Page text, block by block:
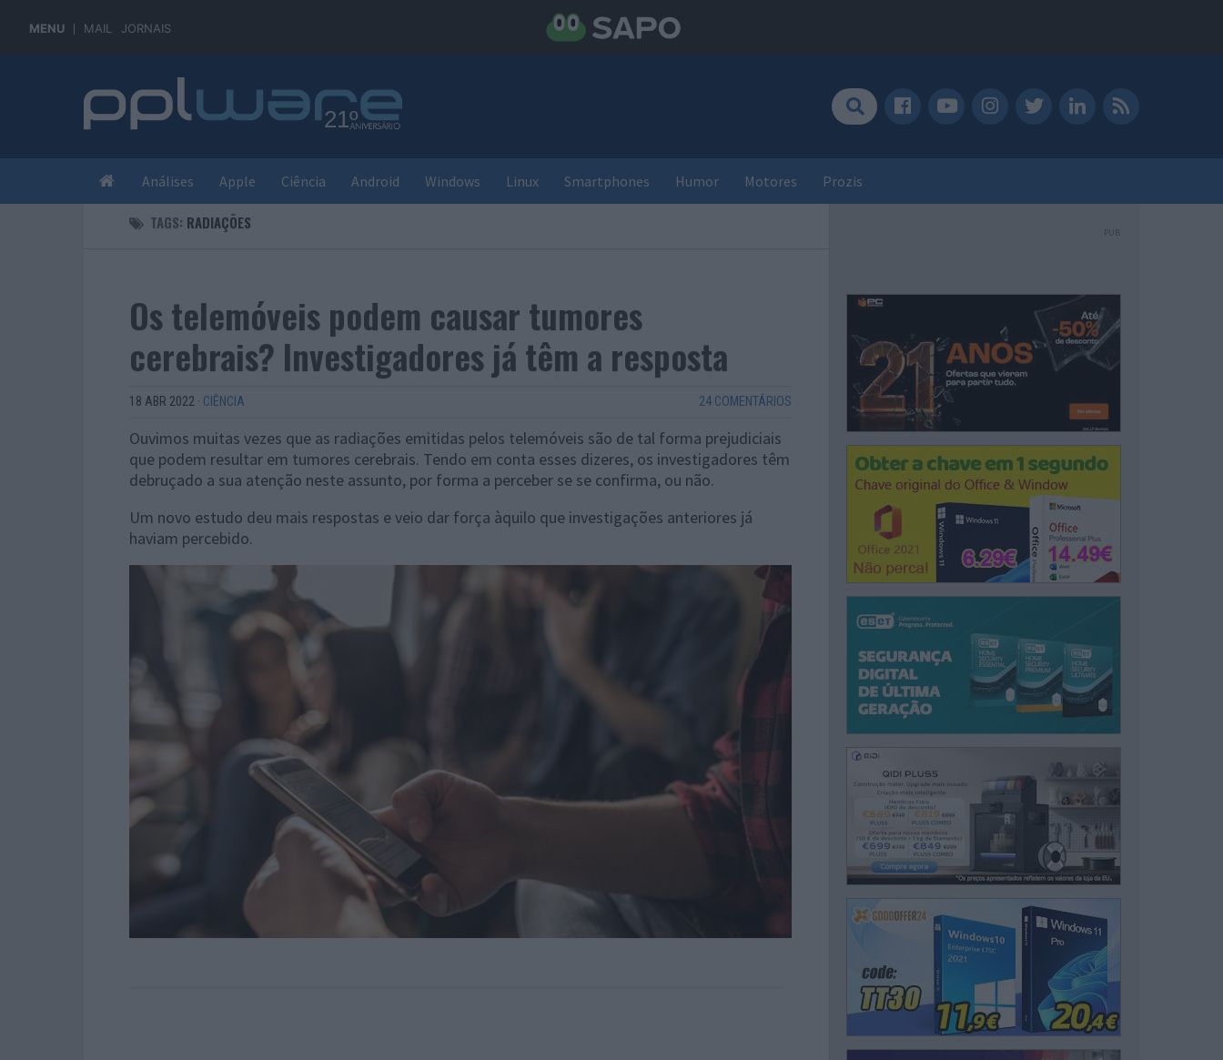
MENU MAIL JORNAIS
Análises Apple Ciência Android Windows Linux Smartphones Humor Motores Prozis
TAGS: RADIAÇÕES
Os telemóveis podem causar tumores
cerebrais? Investigadores já têm a resposta
18 ABR 2022 · CIÊNCIA 24 COMENTÁRIOS
Ouvimos muitas vezes que as radiações emitidas pelos telemóveis são de tal forma prejudiciais
que podem resultar em tumores cerebrais. Tendo em conta esses dizeres, os investigadores têm
debruçado a sua atenção neste assunto, por forma a perceber se se confirma, ou não.
Um novo estudo deu mais respostas e veio dar força àquilo que investigações anteriores já
haviam percebido.
PUB